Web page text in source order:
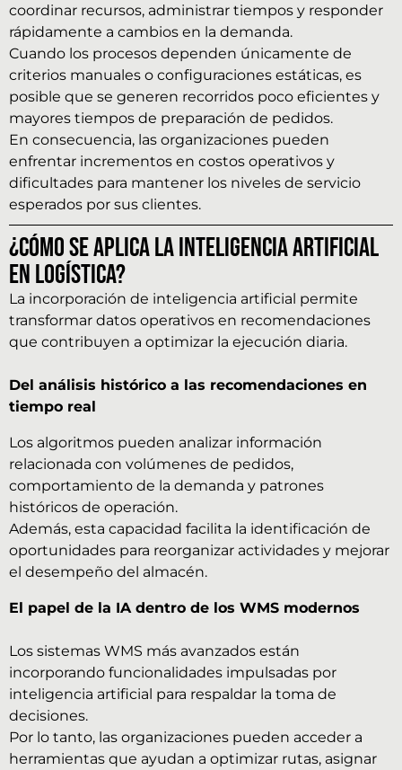
coordinar recursos, administrar tiempos y responder
rápidamente a cambios en la demanda.
Cuando los procesos dependen únicamente de
criterios manuales o configuraciones estáticas, es
posible que se generen recorridos poco eficientes y
mayores tiempos de preparación de pedidos.
En consecuencia, las organizaciones pueden
enfrentar incrementos en costos operativos y
dificultades para mantener los niveles de servicio
esperados por sus clientes.
¿Cómo se aplica la inteligencia artificial
en logística?
La incorporación de inteligencia artificial permite
transformar datos operativos en recomendaciones
que contribuyen a optimizar la ejecución diaria.
Del análisis histórico a las recomendaciones en
tiempo real
Los algoritmos pueden analizar información
relacionada con volúmenes de pedidos,
comportamiento de la demanda y patrones
históricos de operación.
Además, esta capacidad facilita la identificación de
oportunidades para reorganizar actividades y mejorar
el desempeño del almacén.
El papel de la IA dentro de los WMS modernos
Los sistemas WMS más avanzados están
incorporando funcionalidades impulsadas por
inteligencia artificial para respaldar la toma de
decisiones.
Por lo tanto, las organizaciones pueden acceder a
herramientas que ayudan a optimizar rutas, asignar